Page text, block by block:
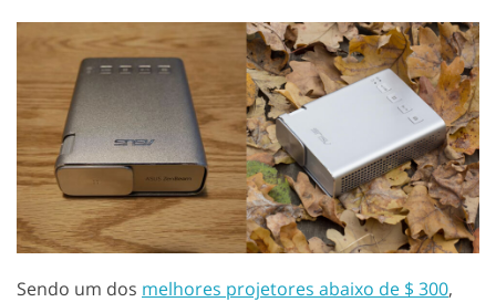
Sendo um dos melhores projetores abaixo de $ 300,